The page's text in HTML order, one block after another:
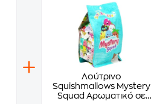
Λούτρινο
Squishmallows Mystery
Squad Αρωματικό σε